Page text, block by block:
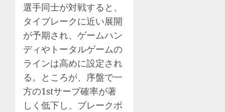
選手同士が対戦すると、
タイブレークに近い展開
が予期され、ゲームハン
ディやトータルゲームの
ラインは高めに設定され
る。ところが、序盤で一
方の1stサーブ確率が著
しく低下し、ブレークポ